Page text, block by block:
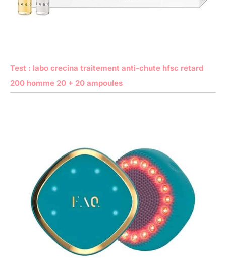
Test : labo crecina traitement anti-chute hfsc retard
200 homme 20 + 20 ampoules